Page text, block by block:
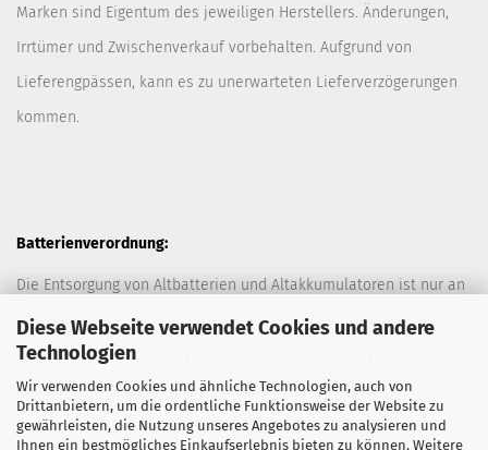
Diese Webseite verwendet Cookies und andere
Technologien
Wir verwenden Cookies und ähnliche Technologien, auch von
Drittanbietern, um die ordentliche Funktionsweise der Website zu
gewährleisten, die Nutzung unseres Angebotes zu analysieren und
Ihnen ein bestmögliches Einkaufserlebnis bieten zu können. Weitere
Marken sind Eigentum des jeweiligen Herstellers. Änderungen,
Irrtümer und Zwischenverkauf vorbehalten. Aufgrund von
Lieferengpässen, kann es zu unerwarteten Lieferverzögerungen
kommen.
Batterienverordnung:
Die Entsorgung von Altbatterien und Altakkumulatoren ist nur an
davor vorgesehen Sammelstellen (Müllplätzen) erlaubt. Des
Weiteren hat der Kunde das Recht Altbatterien und
Altakkumulatoren ausreichend frankiert an den Anbieter
zurückzuschicken. Die Entsorgung der Altbatterien und